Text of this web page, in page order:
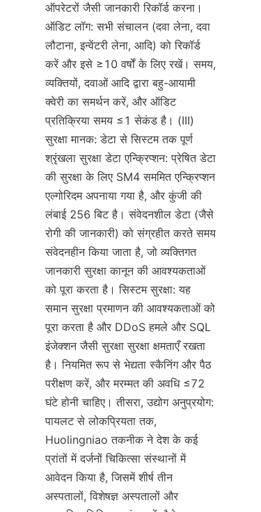
ऑपरेटरों जैसी जानकारी रिकॉर्ड करना।
ऑडिट लॉग: सभी संचालन (दवा लेना, दवा
लौटाना, इन्वेंटरी लेना, आदि) को रिकॉर्ड
करें और इसे ≥10 वर्षों के लिए रखें। समय,
व्यक्तियों, दवाओं आदि द्वारा बहु-आयामी
क्वेरी का समर्थन करें, और ऑडिट
प्रतिक्रिया समय ≤1 सेकंड है। (III)
सुरक्षा मानक: डेटा से सिस्टम तक पूर्ण
श्रृंखला सुरक्षा डेटा एन्क्रिप्शन: प्रेषित डेटा
की सुरक्षा के लिए SM4 सममित एन्क्रिप्शन
एल्गोरिदम अपनाया गया है, और कुंजी की
लंबाई 256 बिट है। संवेदनशील डेटा (जैसे
रोगी की जानकारी) को संग्रहीत करते समय
संवेदनहीन किया जाता है, जो व्यक्तिगत
जानकारी सुरक्षा कानून की आवश्यकताओं
को पूरा करता है। सिस्टम सुरक्षा: यह
समान सुरक्षा प्रमाणन की आवश्यकताओं को
पूरा करता है और DDoS हमले और SQL
इंजेक्शन जैसी सुरक्षा सुरक्षा क्षमताएँ रखता
है। नियमित रूप से भेद्यता स्कैनिंग और पैठ
परीक्षण करें, और मरम्मत की अवधि ≤72
घंटे होनी चाहिए। तीसरा, उद्योग अनुप्रयोग:
पायलट से लोकप्रियता तक,
Huolingniao तकनीक ने देश के कई
प्रांतों में दर्जनों चिकित्सा संस्थानों में
आवेदन किया है, जिसमें शीर्ष तीन
अस्पतालों, विशेषज्ञ अस्पतालों और